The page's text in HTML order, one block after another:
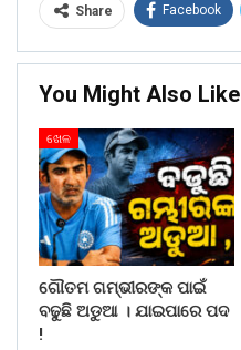
Share Facebook
You Might Also Like
ଖେଳ
ଗୌତମ ଗମ୍ଭୀରଙ୍କ ପାଇଁ
ବଢୁଛି ଅଡୁଆ । ଯାଇପାରେ ପଦ
!